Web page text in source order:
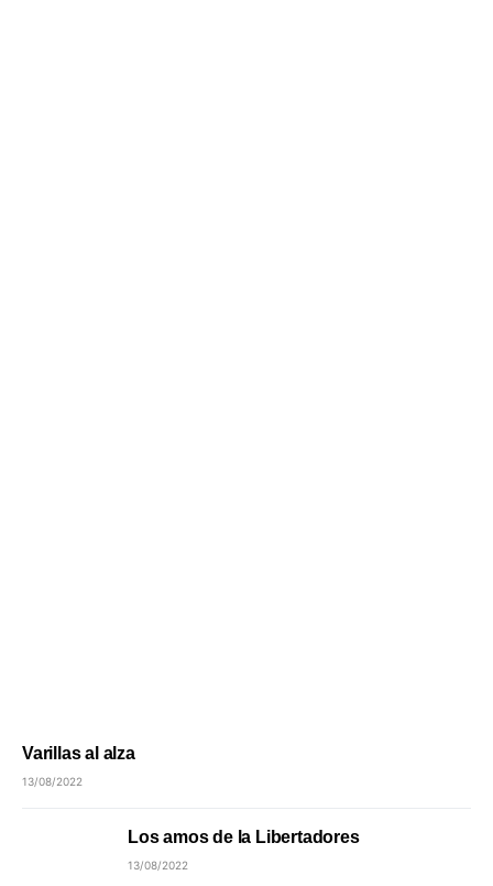
Varillas al alza
13/08/2022
Los amos de la Libertadores
13/08/2022